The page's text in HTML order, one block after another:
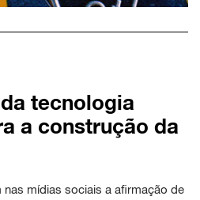
tecnologia
a construção da
mídias sociais a afirmação de